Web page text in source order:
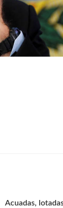
Acuadas,